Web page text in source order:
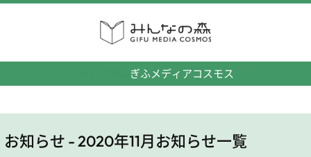
ぎふメディアコスモス
お知らせ - 2020年11月お知らせ一覧